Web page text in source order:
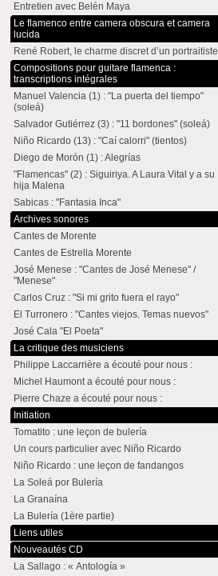
Entretien avec Belén Maya
Le flamenco entre camera obscura et camera
lucida
René Robert, le charme discret d’un portraitiste
Compositions pour guitare flamenca :
transcriptions intégrales
Manuel Valencia (1) : "La puerta del tiempo"
(soleá)
Salvador Gutiérrez (3) : "11 bordones" (soleá)
Niño Ricardo (13) : "Caí calorri" (tientos)
Diego de Morón (1) : Alegrías
"Flamencas" (2) : Siguiriya. A Laura Vital y a su
hija Malena
Sabicas : "Fantasia Inca"
Archives sonores
Cantes de Morente
Cantes de Estrella Morente
José Menese : "Cantes de José Menese" /
"Menese"
Carlos Cruz : "Si mi grito fuera el rayo"
El Turronero : "Cantes viejos. Temas nuevos"
José Cala "El Poeta"
La critique des musiciens
Philippe Laccarrière a écouté pour nous :
Michel Haumont a écouté pour nous :
Pierre Chaze a écouté pour nous :
Initiation
Tomatito : une leçon de bulería
Un cours particulier avec Niño Ricardo
Niño Ricardo : une leçon de fandangos
La Soleá por Bulería
La Granaína
La Bulería (1ère partie)
Liens utiles
Nouveautés CD
La Sallago : « Antología »